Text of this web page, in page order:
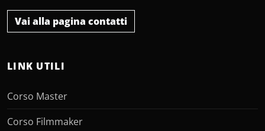
Vai alla pagina contatti
LINK UTILI
Corso Master
Corso Filmmaker